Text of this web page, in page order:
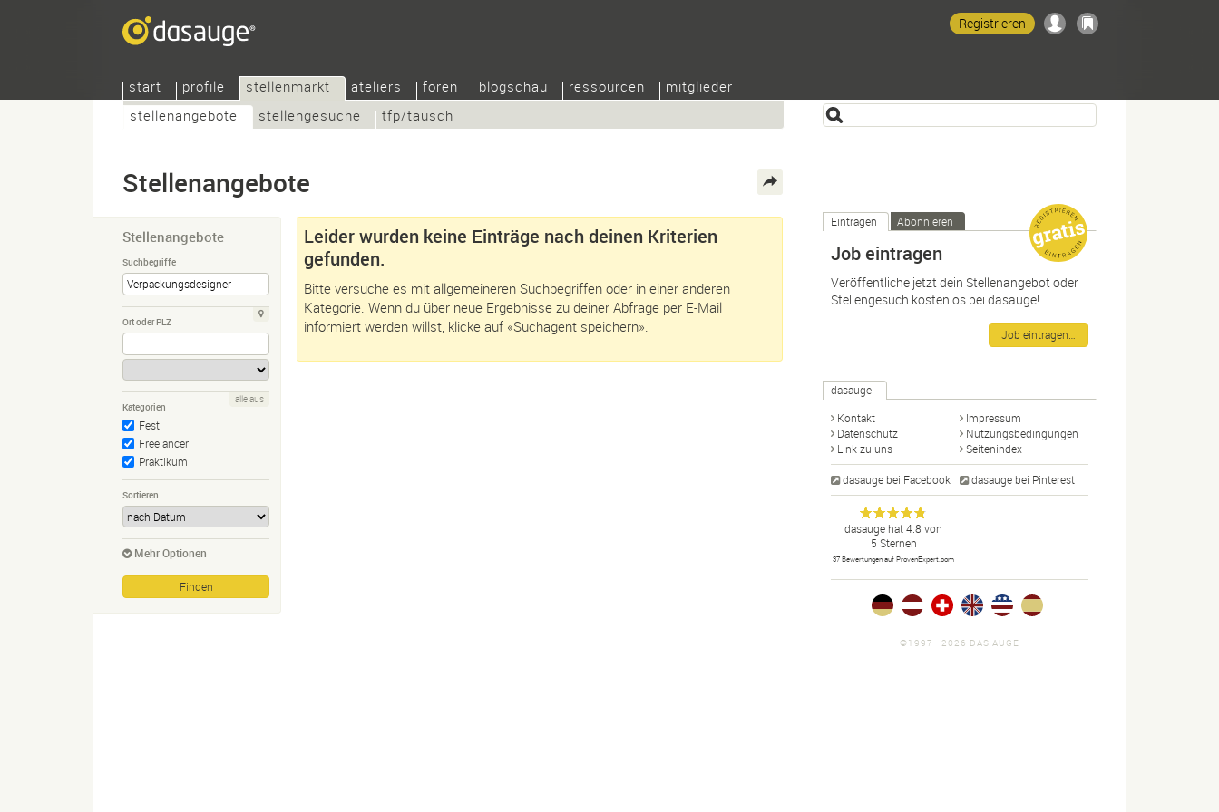
start profile
stellenmarkt
stellenangebote
stellengesuche tfp/tausch
ateliers foren blogschau ressourcen mitglieder
Registrieren
Stellenangebote
Stellenangebote
Suchbegriffe
Ort oder PLZ
Kategorien
Fest
Freelancer
Praktikum
alle aus
Sortieren
Mehr Optionen
Leider wurden keine Einträge nach deinen Kriterien
gefunden.
Bitte versuche es mit allgemeineren Suchbegriffen oder in einer anderen
Kategorie. Wenn du über neue Ergebnisse zu deiner Abfrage per E-Mail
informiert werden willst, klicke auf «Suchagent speichern».
Eintragen Abonnieren
Job eintragen
Veröffentliche jetzt dein Stellenangebot oder
Stellengesuch kostenlos bei dasauge!
Job eintragen…
dasauge
Kontakt
Impressum
Datenschutz
Nutzungsbedingungen
Link zu uns
Seitenindex
dasauge bei Facebook dasauge bei Pinterest
dasauge
Designer,
Fotografen,
Agenturen,
Portfolios
und Jobs.
Anonym
dasauge hat4.8 von
5 Sternen
37 Bewertungen auf ProvenExpert.com
©1997—2026 DAS AUGE